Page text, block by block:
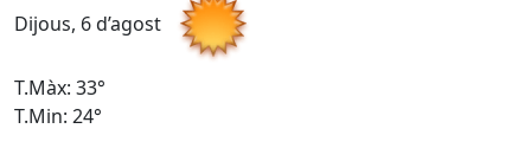
Dijous, 6 d’agost
T.Màx: 33°
T.Min: 24°